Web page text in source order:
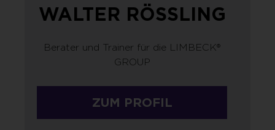
WALTER RÖSSLING
Berater und Trainer für die LIMBECK®
GROUP
ZUM PROFIL